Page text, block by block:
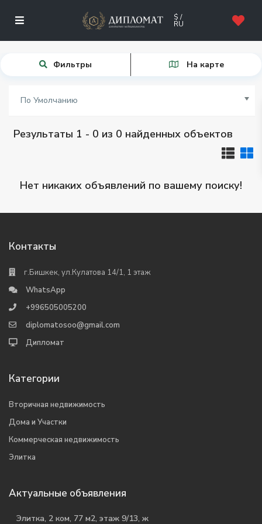
$ /
RU
Фильтры На карте
По Умолчанию
Результаты 1 - 0 из 0 найденных объектов
Нет никаких объявлений по вашему поиску!
Контакты
г.Бишкек, ул.Кулатова 14/1, 1 этаж
WhatsApp
+996505005200
diplomatosoo@gmail.com
Дипломат
Категории
Вторичная недвижимость
Дома и Участки
Коммерческая недвижимость
Элитка
Актуальные объявления
Элитка, 2 ком, 77 м2, этаж 9/13, ж